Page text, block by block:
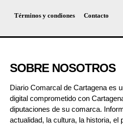
Términos y condiones Contacto
SOBRE NOSOTROS
Diario Comarcal de Cartagena es
digital comprometido con
diputaciones de su comarca.
actualidad, la cultura, la historia, el